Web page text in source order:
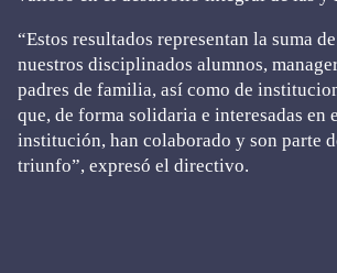
“Estos resultados representan la suma
nuestros disciplinados alumnos,
padres de familia, así como de
que, de forma solidaria e interesadas en
institución, han colaborado y son parte
triunfo”, expresó el directivo.